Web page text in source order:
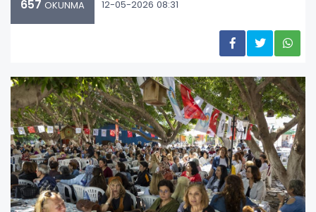
657 OKUNMA 12-05-2026 08:31